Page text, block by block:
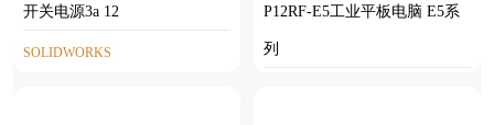
开关电源3a 12
SOLIDWORKS
P12RF-E5工业平板电脑 E5系
列